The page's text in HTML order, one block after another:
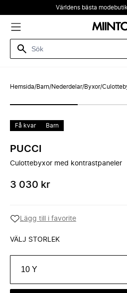
Världens bästa
Hemsida/Barn/Nederdelar/Byxor/
Få kvar Barn
PUCCI
Culottebyxor med kontrastpaneler
3 030 kr
Lägg till i favorite
VÄLJ STORLEK
10 Y